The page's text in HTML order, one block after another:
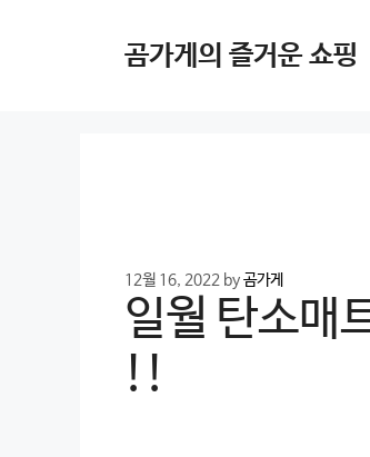
곰가게의 즐거운 쇼핑
12월 16, 2022 by곰가게
일월 탄소매
!!